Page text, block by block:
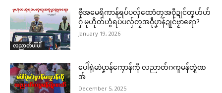
လညာတ်ပါ်ပါဲ
ဗီုအမေရိကာန်ရပ်ပလှ်ထောံတၠအဝဵုဍုင်တၞဟ်ဟ်
ဂှ် မုဟိုတ်ဟွံရပ်ပလှ်တၠအဝဵုပၞာန်ဍုင်ဗၟာရော?
January 19, 2026
ပေါဲရုဲမာဲပၞာန်ကၠောန်ကဵု လညာတ်ဂကူမန်တ္ရဲဏ
အ်
December 5, 2025